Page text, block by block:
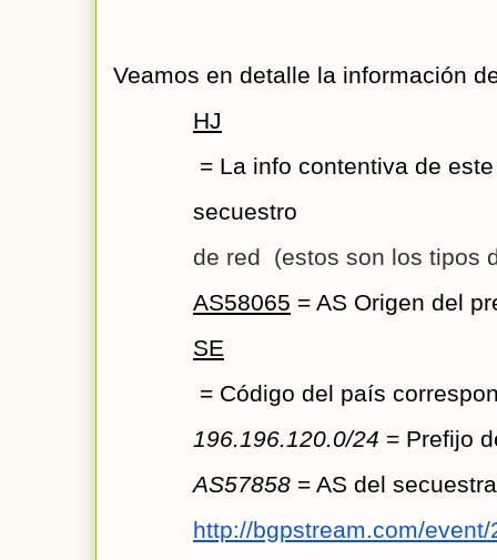
Veamos en detalle la información
HJ
= La info contentiva de
secuestro
de red  (estos son los tipos
AS58065 = AS Origen del
SE
= Código del país
196.196.120.0/24 = Prefijo
AS57858 = AS del
http://bgpstream.com/event/